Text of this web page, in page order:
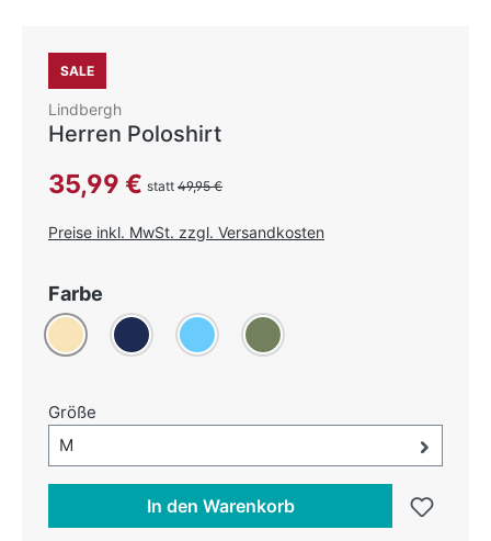
SALE
Lindbergh
Herren Poloshirt
Verkaufspreis:
35,99 € statt 49,95 €
Preise inkl. MwSt. zzgl. Versandkosten
Farbe
Beige DunkelblauHellblau
(Diese Option ist zurzeit nicht verfügbar.)
Khaki
Größe
Größe-Auswahl öffnen, aktuell ausgewählt:
M
In den Warenkorb